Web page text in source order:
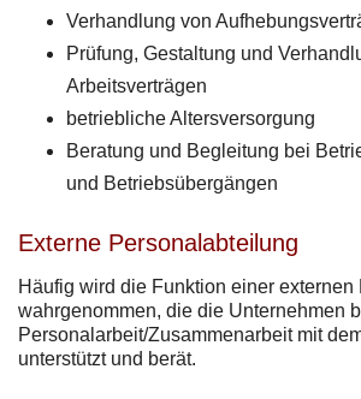
Verhandlung von
Prüfung, Gestaltung und
Arbeitsverträgen
betriebliche Altersversorgung
Beratung und Begleitung bei
und Betriebsübergängen
Externe Personalabteilung
Häufig wird die Funktion einer
wahrgenommen, die die Unternehmen
Personalarbeit/Zusammenarbeit mit
unterstützt und berät.